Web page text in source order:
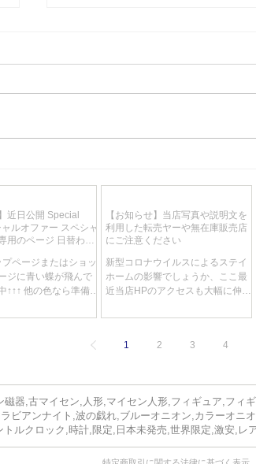
ルウェア最高峰 ブリュール伯
型6名総21点フルサービス 超
高額
近日公開 Special
ルオファー スペシャ
用のページ 日替わ
プページまたはショッ
ジに青い蝶が飛んで
↑↑↑ 他の色なら準備中
点限りで降り切れ御
す。 赤字で出すもの
【お知らせ】当店写真や説明文を
利用した転売ヤーや無在庫販売店
にご注意ください
新型コロナウイルスによるステイ
ホームの影響でしょうか、ここ最
近当店HPのアクセスも大幅に伸
変多くなってきていますが、その
ございましたのでご紹介させてい
1 2 3 4
器,古マイセン,人形,マイセン人形,フィギュア,フィ
ビアンナイト,波の戯れ,ブルーオニオン,カラーオニ
ルクロック,時計,限定,日本未発売,世界限定,激安,レ